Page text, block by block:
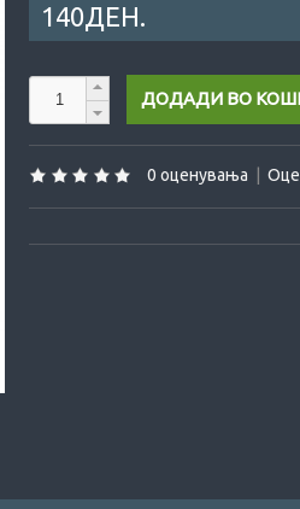
140ДЕН.
0 оценувања